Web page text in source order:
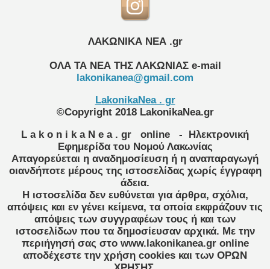
ΛΑΚΩΝΙΚΑ ΝΕΑ .gr
ΟΛΑ ΤΑ ΝΕΑ ΤΗΣ ΛΑΚΩΝΙΑΣ e-mail
lakonikanea@gmail.com
LakonikaNea . gr
©Copyright 2018 LakonikaNea.gr
L a k o n i k a N e a . gr
online
- Ηλεκτρονική
Εφημερίδα του Νομού Λακωνίας
Απαγορεύεται η αναδημοσίευση ή η αναπαραγωγή
οιανδήποτε μέρους της ιστοσελίδας χωρίς έγγραφη
άδεια.
Η ιστοσελίδα δεν ευθύνεται για άρθρα, σχόλια,
απόψεις και εν γένει κείμενα, τα οποία εκφράζουν τις
απόψεις των συγγραφέων τους ή και των
ιστοσελίδων που τα δημοσίευσαν αρχικά. Με την
περιήγησή σας στο www.lakonikanea.gr online
αποδέχεστε την χρήση cookies και των ΟΡΩΝ